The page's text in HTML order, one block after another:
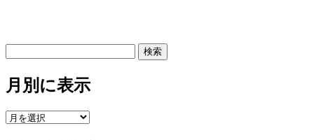
月別に表示
月